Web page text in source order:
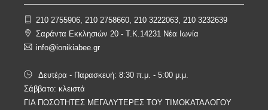
210 2755906, 210 2758660, 210 3222063, 210 3232639
Σαράντα Εκκλησιών 20 - T.K.14231 Νέα Ιωνία
info@ionikiabee.gr
Δευτέρα - Παρασκευή: 8:30 π.μ. - 5:00 μ.μ.
Σάββατο: κλειστά
ΓΙΑ ΠΟΣΟΤΗΤΕΣ ΜΕΓΑΛΥΤΕΡΕΣ ΤΟΥ ΤΙΜΟΚΑΤΑΛΟΓΟΥ